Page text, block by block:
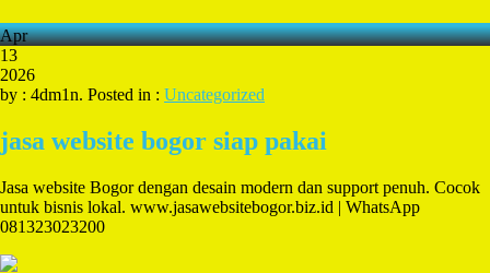
Apr
13
2026
by : 4dm1n. Posted in : Uncategorized
jasa website bogor siap pakai
Jasa website Bogor dengan desain modern dan support penuh. Cocok
untuk bisnis lokal. www.jasawebsitebogor.biz.id | WhatsApp
081323023200